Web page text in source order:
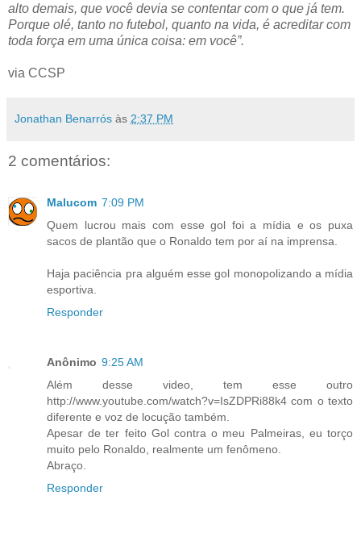
alto demais, que você devia se contentar com o que já tem.
Porque olé, tanto no futebol, quanto na vida, é acreditar com
toda força em uma única coisa: em você”.
via CCSP
Jonathan Benarrós às 2:37 PM
2 comentários:
Malucom 7:09 PM
Quem lucrou mais com esse gol foi a mídia e os puxa
sacos de plantão que o Ronaldo tem por aí na imprensa.
Haja paciência pra alguém esse gol monopolizando a mídia
esportiva.
Responder
Anônimo 9:25 AM
Além desse video, tem esse outro
http://www.youtube.com/watch?v=IsZDPRi88k4 com o texto
diferente e voz de locução também.
Apesar de ter feito Gol contra o meu Palmeiras, eu torço
muito pelo Ronaldo, realmente um fenômeno.
Abraço.
Responder